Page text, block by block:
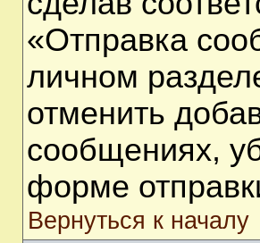
«Отправка
личном
отменить
сообщениях,
форме
Вернуться к началу